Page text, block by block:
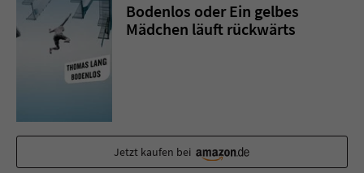
Bodenlos oder Ein gelbes
Mädchen läuft rückwärts
Jetzt kaufen bei